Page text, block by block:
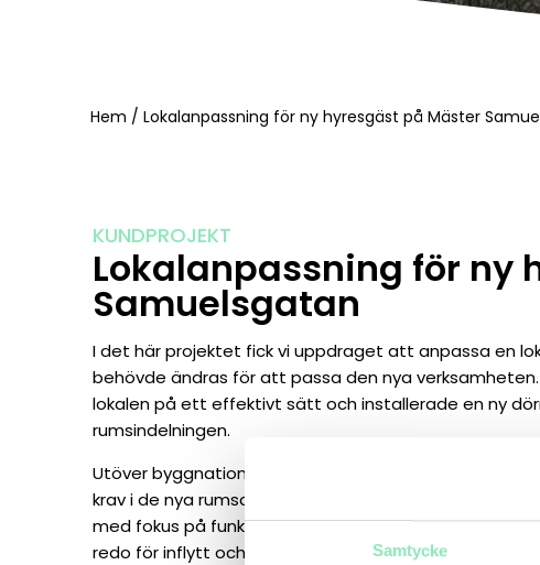
Samtycke
Hem / Lokalanpassning för ny hyresgäst på Mäster
KUNDPROJEKT
Lokalanpassning för ny
Samuelsgatan
I det här projektet fick vi uppdraget att anpassa en
behövde ändras för att passa den nya
lokalen på ett effektivt sätt och installerade en ny
rumsindelningen.
Utöver byggnationen uppdaterades även sprinkler-
krav i de nya rumsdelarna. Arbetet omfattade
med fokus på funktion, estetik och säkerhet.
redo för inflytt och anpassad efter kundens behov.